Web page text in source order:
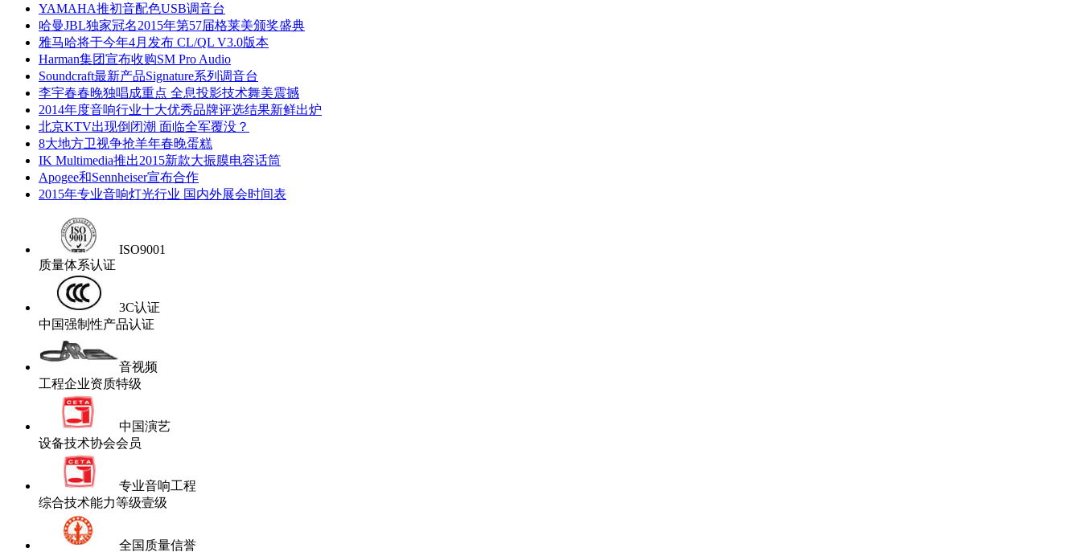
YAMAHA推初音配色USB调音台
哈曼JBL独家冠名2015年第57届格莱美颁奖盛典
雅马哈将于今年4月发布 CL/QL V3.0版本
Harman集团宣布收购SM Pro Audio
Soundcraft最新产品Signature系列调音台
李宇春春晚独唱成重点 全息投影技术舞美震撼
2014年度音响行业十大优秀品牌评选结果新鲜出炉
北京KTV出现倒闭潮 面临全军覆没？
8大地方卫视争抢羊年春晚蛋糕
IK Multimedia推出2015新款大振膜电容话筒
Apogee和Sennheiser宣布合作
2015年专业音响灯光行业 国内外展会时间表
ISO9001
质量体系认证
3C认证
中国强制性产品认证
音视频
工程企业资质特级
中国演艺
设备技术协会会员
专业音响工程
综合技术能力等级壹级
全国质量信誉